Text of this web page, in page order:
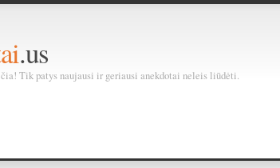
.us
Tik patys naujausi ir geriausi anekdotai neleis liūdėti.